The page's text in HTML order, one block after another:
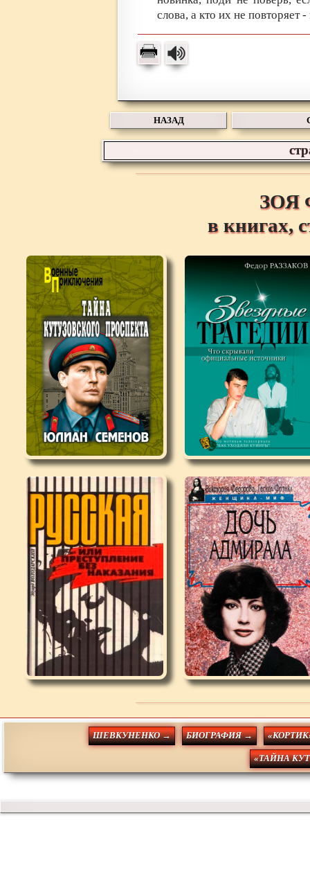
слова, а кто их не
НАЗАД
ЗОЯ
в книгах,
ШЕВКУНЕНКО → БИОГРАФИЯ →
«ТАЙНА